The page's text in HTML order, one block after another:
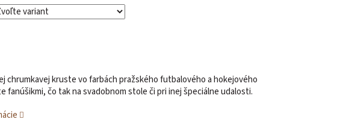
chrumkavej kruste vo farbách pražského futbalového a hokejového
fanúšikmi, čo tak na svadobnom stole či pri inej špeciálne udalosti.